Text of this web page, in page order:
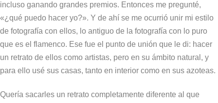
incluso ganando grandes premios. Entonces me pregunté,
«¿qué puedo hacer yo?». Y de ahí se me ocurrió unir mi estilo
de fotografía con ellos, lo antiguo de la fotografía con lo puro
que es el flamenco. Ese fue el punto de unión que le di: hacer
un retrato de ellos como artistas, pero en su ámbito natural, y
para ello usé sus casas, tanto en interior como en sus azoteas.
Quería sacarles un retrato completamente diferente al que